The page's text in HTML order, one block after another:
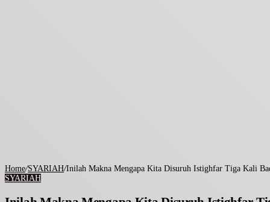
Home/SYARIAH/Inilah Makna Mengapa Kita Disuruh Istighfar Tiga Kali
SYARIAH